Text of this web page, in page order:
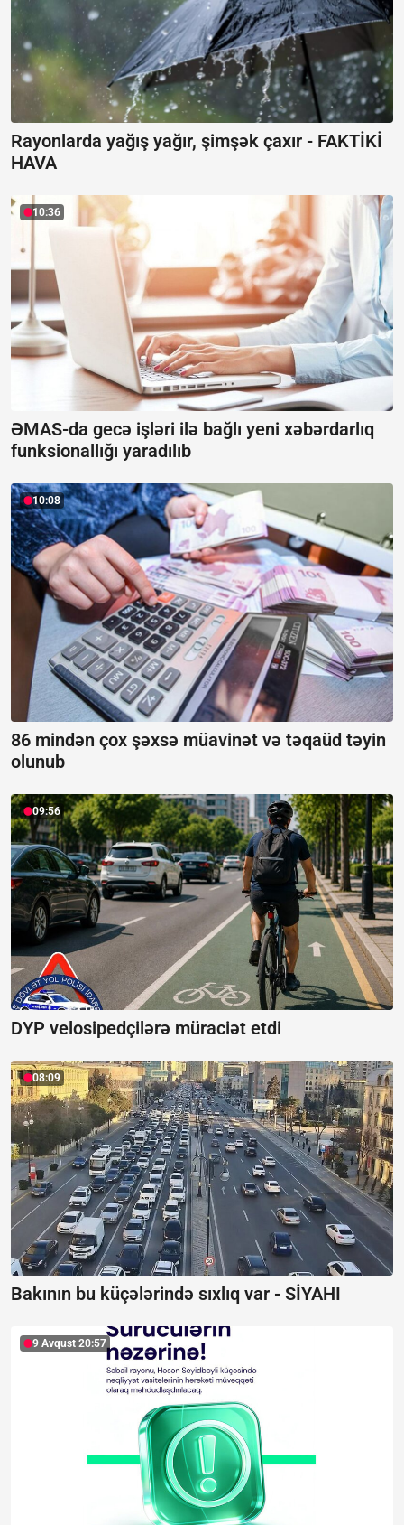
Rayonlarda yağış yağır, şimşək çaxır - FAKTİKİ
HAVA
10:36
ƏMAS-da gecə işləri ilə bağlı yeni xəbərdarlıq
funksionallığı yaradılıb
10:08
86 mindən çox şəxsə müavinət və təqaüd təyin
olunub
09:56
DYP velosipedçilərə müraciət etdi
08:09
Bakının bu küçələrində sıxlıq var - SİYAHI
9 Avqust 20:57